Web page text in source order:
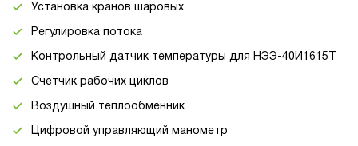
Установка кранов шаровых
Регулировка потока
Контрольный датчик температуры для НЭЭ-40И1615Т
Счетчик рабочих циклов
Воздушный теплообменник
Цифровой управляющий манометр